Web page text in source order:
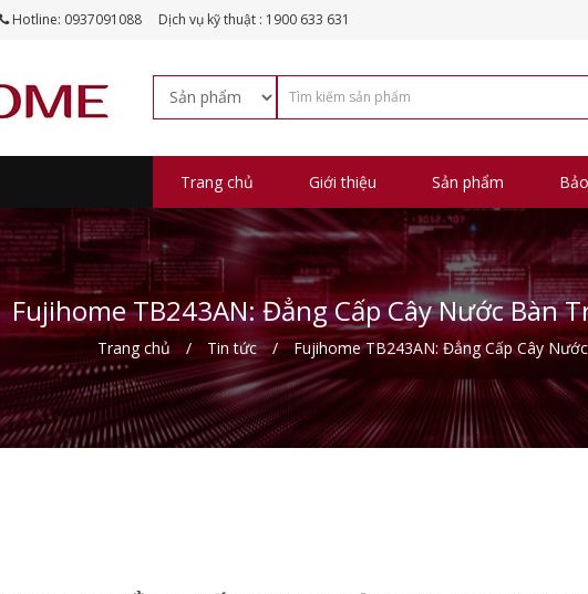
Hotline: 0937091088 Dịch vụ kỹ thuật : 1900 633 631
Trang chủ Giới thiệu Sản phẩm
Fujihome TB243AN: Đẳng Cấp Cây Nước Bàn
Trang chủ Tin tức Fujihome TB243AN: Đẳng Cấp Cây